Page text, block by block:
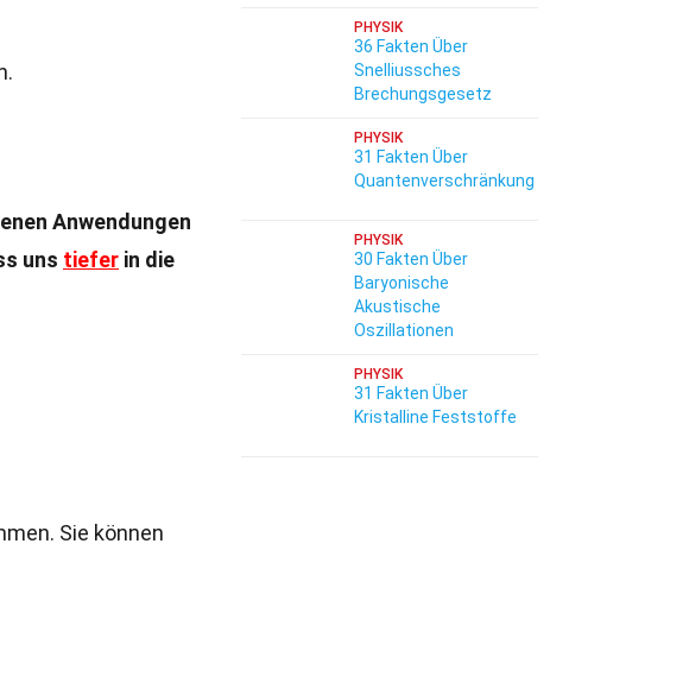
Anwendungen
uns tiefer in die
Sie können
PHYSIK
36 Fakten Über
Snelliussches
Brechungsgesetz
PHYSIK
31 Fakten Über
Quantenverschränkung
PHYSIK
30 Fakten Über
Baryonische
Akustische
Oszillationen
PHYSIK
31 Fakten Über
Kristalline Feststoffe